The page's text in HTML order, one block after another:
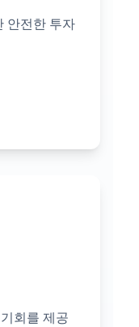
안전한 투자
회를 제공